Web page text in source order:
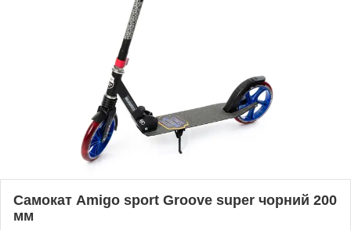
Самокат Amigo sport Groove super чорний 200
мм